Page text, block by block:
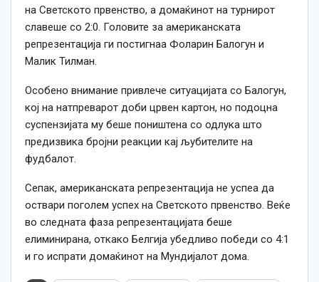
на Светското првенство, а домаќинот на турнирот
славеше со 2:0. Головите за американската
репрезентација ги постигнаа Фоларин Балогун и
Малик Тилман.
Особено внимание привлече ситуацијата со Балогун,
кој на натпреварот доби црвен картон, но подоцна
суспензијата му беше поништена со одлука што
предизвика бројни реакции кај љубителите на
фудбалот.
Сепак, американската репрезентација не успеа да
оствари поголем успех на Светското првенство. Веќе
во следната фаза репрезентацијата беше
елиминирана, откако Белгија убедливо победи со 4:1
и го испрати домаќинот на Мундијалот дома.